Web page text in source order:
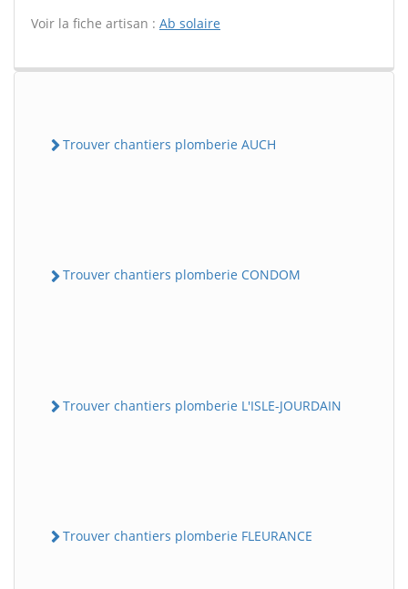
Voir la fiche artisan : Ab solaire
Trouver chantiers plomberie AUCH
Trouver chantiers plomberie CONDOM
Trouver chantiers plomberie L'ISLE-JOURDAIN
Trouver chantiers plomberie FLEURANCE